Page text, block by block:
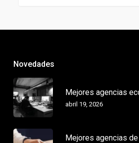
Novedades
Mejores agencias
abril 19, 2026
Mejores agencias de